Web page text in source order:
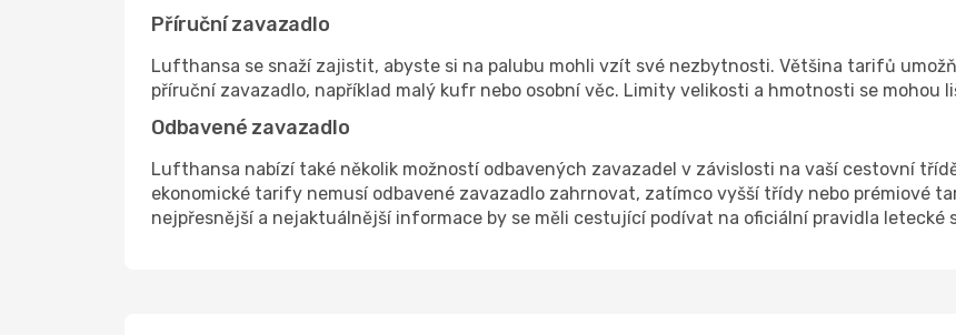
Příruční zavazadlo
Lufthansa se snaží zajistit, abyste si na palubu mohli vzít své nezbytnosti. Většina tarifů
příruční zavazadlo, například malý kufr nebo osobní věc. Limity velikosti a hmotnosti se mohou
Odbavené zavazadlo
Lufthansa nabízí také několik možností odbavených zavazadel v závislosti na vaší cestovní
ekonomické tarify nemusí odbavené zavazadlo zahrnovat, zatímco vyšší třídy nebo prémiové
nejpřesnější a nejaktuálnější informace by se měli cestující podívat na oficiální pravidla letecké